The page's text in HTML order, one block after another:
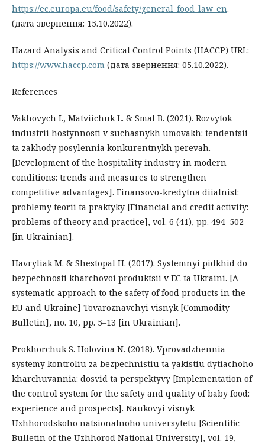
https://ec.europa.eu/food/safety/general_food_law_en.
(дата звернення: 15.10.2022).
Hazard Analysis and Critical Control Points (НАССР) URL:
https://www.haccp.com (дата звернення: 05.10.2022).
References
Vakhovych I., Matviichuk L. & Smal B. (2021). Rozvytok
industrii hostynnosti v suchasnykh umovakh: tendentsii
ta zakhody posylennia konkurentnykh perevah.
[Development of the hospitality industry in modern
conditions: trends and measures to strengthen
competitive advantages]. Finansovo-kredytna diialnist:
problemy teorii ta praktyky [Financial and credit activity:
problems of theory and practice], vol. 6 (41), pp. 494–502
[in Ukrainian].
Havryliak M. & Shestopal H. (2017). Systemnyi pidkhid do
bezpechnosti kharchovoi produktsii v ЕС ta Ukraini. [A
systematic approach to the safety of food products in the
EU and Ukraine] Tovaroznavchyi visnyk [Commodity
Bulletin], no. 10, pp. 5–13 [in Ukrainian].
Prokhorchuk S. Holovina N. (2018). Vprovadzhennia
systemy kontroliu za bezpechnistiu ta yakistiu dytiachoho
kharchuvannia: dosvid ta perspektyvy [Implementation of
the control system for the safety and quality of baby food:
experience and prospects]. Naukovyi visnyk
Uzhhorodskoho natsionalnoho universytetu [Scientific
Bulletin of the Uzhhorod National University], vol. 19,